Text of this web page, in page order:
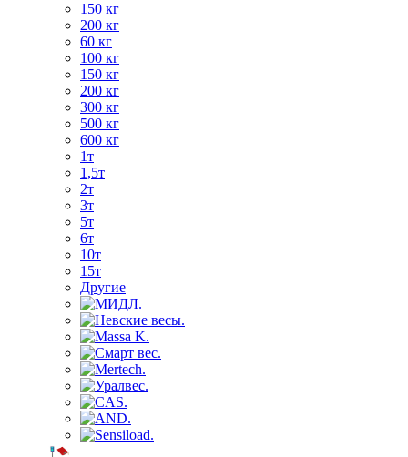
150 кг
200 кг
60 кг
100 кг
150 кг
200 кг
300 кг
500 кг
600 кг
1т
1,5т
2т
3т
5т
6т
10т
15т
Другие